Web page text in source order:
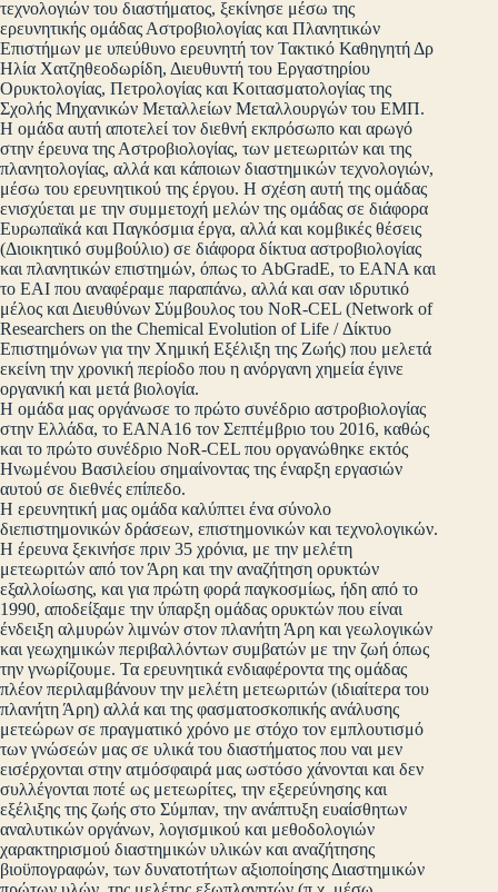
τεχνολογιών του διαστήματος, ξεκίνησε μέσω της
ερευνητικής ομάδας Αστροβιολογίας και Πλανητικών
Επιστήμων με υπεύθυνο ερευνητή τον Τακτικό Καθηγητή Δρ
Ηλία Χατζηθεοδωρίδη, Διευθυντή του Εργαστηρίου
Ορυκτολογίας, Πετρολογίας και Κοιτασματολογίας της
Σχολής Μηχανικών Μεταλλείων Μεταλλουργών του ΕΜΠ.
Η ομάδα αυτή αποτελεί τον διεθνή εκπρόσωπο και αρωγό
στην έρευνα της Αστροβιολογίας, των μετεωριτών και της
πλανητολογίας, αλλά και κάποιων διαστημικών τεχνολογιών,
μέσω του ερευνητικού της έργου. Η σχέση αυτή της ομάδας
ενισχύεται με την συμμετοχή μελών της ομάδας σε διάφορα
Ευρωπαϊκά και Παγκόσμια έργα, αλλά και κομβικές θέσεις
(Διοικητικό συμβούλιο) σε διάφορα δίκτυα αστροβιολογίας
και πλανητικών επιστημών, όπως το AbGradE, το EANA και
το EAI που αναφέραμε παραπάνω, αλλά και σαν ιδρυτικό
μέλος και Διευθύνων Σύμβουλος του NoR-CEL (Network of
Researchers on the Chemical Evolution of Life / Δίκτυο
Επιστημόνων για την Χημική Εξέλιξη της Ζωής) που μελετά
εκείνη την χρονική περίοδο που η ανόργανη χημεία έγινε
οργανική και μετά βιολογία.
Η ομάδα μας οργάνωσε το πρώτο συνέδριο αστροβιολογίας
στην Ελλάδα, το ΕΑΝΑ16 τον Σεπτέμβριο του 2016, καθώς
και το πρώτο συνέδριο NoR-CEL που οργανώθηκε εκτός
Ηνωμένου Βασιλείου σημαίνοντας της έναρξη εργασιών
αυτού σε διεθνές επίπεδο.
Η ερευνητική μας ομάδα καλύπτει ένα σύνολο
διεπιστημονικών δράσεων, επιστημονικών και τεχνολογικών.
Η έρευνα ξεκινήσε πριν 35 χρόνια, με την μελέτη
μετεωριτών από τον Άρη και την αναζήτηση ορυκτών
εξαλλοίωσης, και για πρώτη φορά παγκοσμίως, ήδη από το
1990, αποδείξαμε την ύπαρξη ομάδας ορυκτών που είναι
ένδειξη αλμυρών λιμνών στον πλανήτη Άρη και γεωλογικών
και γεωχημικών περιβαλλόντων συμβατών με την ζωή όπως
την γνωρίζουμε. Τα ερευνητικά ενδιαφέροντα της ομάδας
πλέον περιλαμβάνουν την μελέτη μετεωριτών (ιδιαίτερα του
πλανήτη Άρη) αλλά και της φασματοσκοπικής ανάλυσης
μετεώρων σε πραγματικό χρόνο με στόχο τον εμπλουτισμό
των γνώσεών μας σε υλικά του διαστήματος που ναι μεν
εισέρχονται στην ατμόσφαιρά μας ωστόσο χάνονται και δεν
συλλέγονται ποτέ ως μετεωρίτες, την εξερεύνησης και
εξέλιξης της ζωής στο Σύμπαν, την ανάπτυξη ευαίσθητων
αναλυτικών οργάνων, λογισμικού και μεθοδολογιών
χαρακτηρισμού διαστημικών υλικών και αναζήτησης
βιοϋπογραφών, των δυνατοτήτων αξιοποίησης Διαστημικών